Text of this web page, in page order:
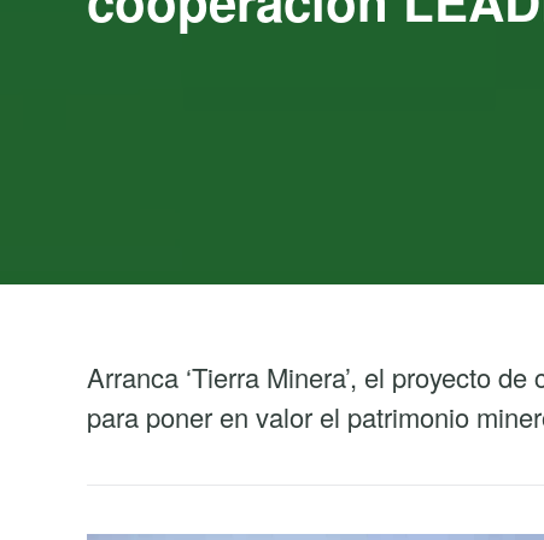
Arranca ‘Tierra Minera’, el proyecto
para poner en valor el patrimonio